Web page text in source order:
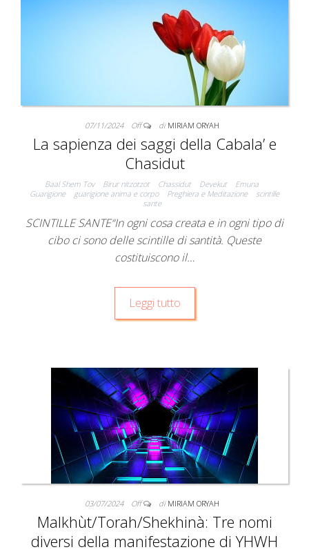
07/11/2024 Off di MIRIAM ORYAH
La sapienza dei saggi della Cabala’ e
Chasidut
Baal Shem Tov Birur nitzotzot Chassidut Devekut
Emuna
Guarigione
guarigione anima e corpo Preghiera e Meditazione
scintille
sante
SCINTILLE SANTE“In ogni cosa creata e in ogni tipo di
cibo ci sono delle scintille di santità. Queste
costituiscono il…
Leggi tutto
03/07/2024 Off di MIRIAM ORYAH
Malkhùt/Torah/Shekhinà: Tre nomi
diversi della manifestazione di YHWH